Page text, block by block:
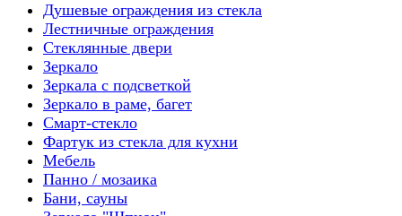
Душевые ограждения из стекла
Лестничные ограждения
Стеклянные двери
Зеркало
Зеркала с подсветкой
Зеркало в раме, багет
Смарт-стекло
Фартук из стекла для кухни
Мебель
Панно / мозаика
Бани, сауны